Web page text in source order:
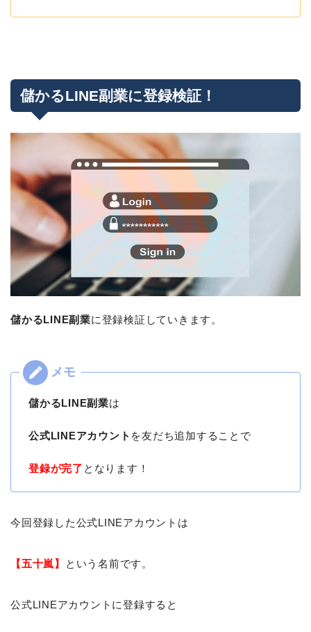
儲かるLINE副業に登録検証！
儲かるLINE副業に登録検証していきます。
儲かるLINE副業は
公式LINEアカウント を友だち追加することで
登録が完了 となります！
今回登録した公式LINEアカウントは
【五十嵐】 という名前です。
公式LINEアカウントに登録すると